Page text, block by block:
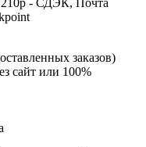
210р - СДЭК, Почта
заказов)
сайт или 100%